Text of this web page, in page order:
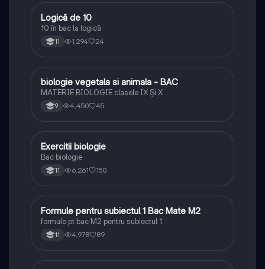
Logică
Logică de 10
10 în bac la logică
11 1,294 24
Biologie
biologie vegetala si animala - BAC
MATERIE BIOLOGIE clasele IX Şi X
9 4,450 45
Biologie
Exercitii biologie
Bac biologie
11 6,261 150
Matematică
Formule pentru subiectul 1 Bac Mate M2
formule pt bac M2 pentru subiectul 1
11 4,978 89